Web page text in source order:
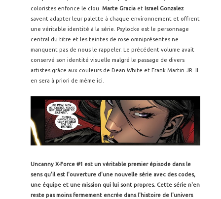
coloristes enfonce le clou. Marte Gracia et Israel Gonzalez
savent adapter leur palette à chaque environnement et offrent
une véritable identité à la série. Psylocke est le personnage
central du titre et les teintes de rose omniprésentes ne
manquent pas de nous le rappeler. Le précédent volume avait
conservé son identité visuelle malgré le passage de divers
artistes grâce aux couleurs de Dean White et Frank Martin JR. Il
en sera à priori de même ici.
Uncanny X-Force #1 est un véritable premier épisode dans le
sens qu'il est l'ouverture d'une nouvelle série avec des codes,
une équipe et une mission qui lui sont propres. Cette série n'en
reste pas moins fermement encrée dans l'histoire de l'univers